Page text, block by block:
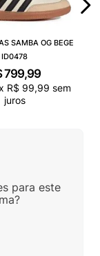
SAMBA OG BEGE
ID0478
799,99
R$ 99,99 sem
juros
para este